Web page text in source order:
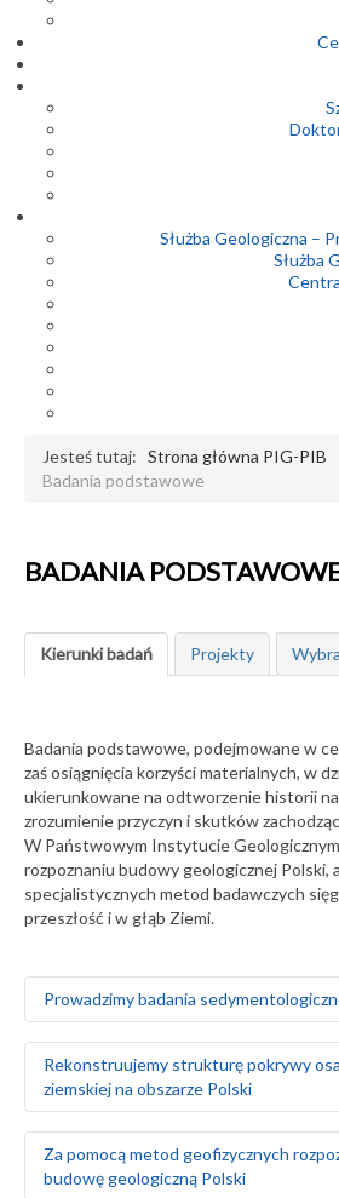
Służba Geologiczna –
Służba
Jesteś tutaj: Strona główna PIG-PIB
Badania podstawowe
BADANIA
Kierunki badań Projekty
Badania podstawowe, podejmowane w
zaś osiągnięcia korzyści materialnych, w
ukierunkowane na odtworzenie historii
zrozumienie przyczyn i skutków
W Państwowym Instytucie
rozpoznaniu budowy geologicznej Polski,
specjalistycznych metod badawczych
przeszłość i w głąb Ziemi.
Prowadzimy badania
występujących na obszarze Polski i
powierzchni ziemi, jak i głęboko pod
Za pomocą badań
makroflorystycznych, mikro- i
oraz palinologicznych określamy
Tworzymy podziały
Rekonstruujemy strukturę pokrywy
ziemskiej na obszarze Polski
podstawie analizy strukturalnej w
powierzchniowych i otworach
Za pomocą metod geofizycznych
budowę geologiczną Polski